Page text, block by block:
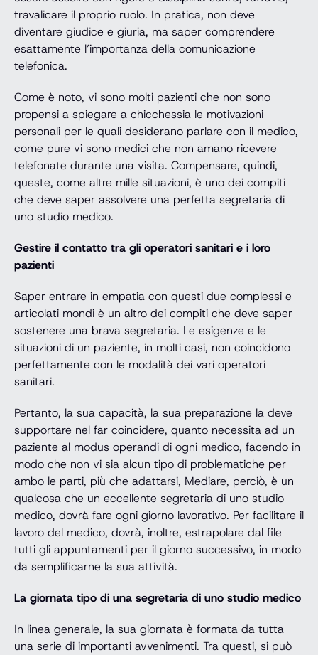
travalicare il proprio ruolo. In pratica, non deve
diventare giudice e giuria, ma saper comprendere
esattamente l’importanza della comunicazione
telefonica.
Come è noto, vi sono molti pazienti che non sono
propensi a spiegare a chicchessia le motivazioni
personali per le quali desiderano parlare con il medico,
come pure vi sono medici che non amano ricevere
telefonate durante una visita. Compensare, quindi,
queste, come altre mille situazioni, è uno dei compiti
che deve saper assolvere una perfetta segretaria di
uno studio medico.
Gestire il contatto tra gli operatori sanitari e i loro
pazienti
Saper entrare in empatia con questi due complessi e
articolati mondi è un altro dei compiti che deve saper
sostenere una brava segretaria. Le esigenze e le
situazioni di un paziente, in molti casi, non coincidono
perfettamente con le modalità dei vari operatori
sanitari.
Pertanto, la sua capacità, la sua preparazione la deve
supportare nel far coincidere, quanto necessita ad un
paziente al modus operandi di ogni medico, facendo in
modo che non vi sia alcun tipo di problematiche per
ambo le parti, più che adattarsi, Mediare, perciò, è un
qualcosa che un eccellente segretaria di uno studio
medico, dovrà fare ogni giorno lavorativo. Per facilitare il
lavoro del medico, dovrà, inoltre, estrapolare dal file
tutti gli appuntamenti per il giorno successivo, in modo
da semplificarne la sua attività.
La giornata tipo di una segretaria di uno studio medico
In linea generale, la sua giornata è formata da tutta
una serie di importanti avvenimenti. Tra questi, si può